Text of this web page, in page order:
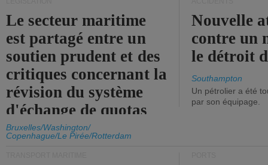
Le secteur maritime
est partagé entre un
soutien prudent et des
critiques concernant la
révision du système
d'échange de quotas
d'émission de l'UE.
Bruxelles/Washington/
Copenhague/Le Pirée/Rotterdam
Nouvelle
contre un
le détroit
Southampton
Un pétrolier a été
par son équipage.